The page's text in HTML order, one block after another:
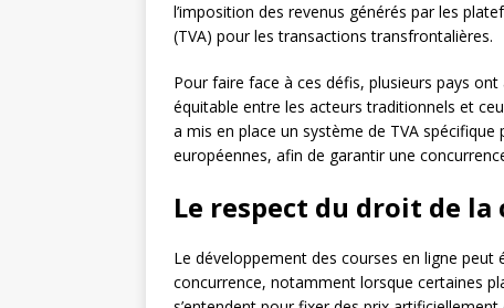
l’imposition des revenus générés par les
(TVA) pour les transactions transfrontalières.
Pour faire face à ces défis, plusieurs pays
équitable entre les acteurs traditionnels et
a mis en place un système de TVA
européennes, afin de garantir une
Le respect du droit de la
Le développement des courses en ligne
concurrence, notamment lorsque certaines